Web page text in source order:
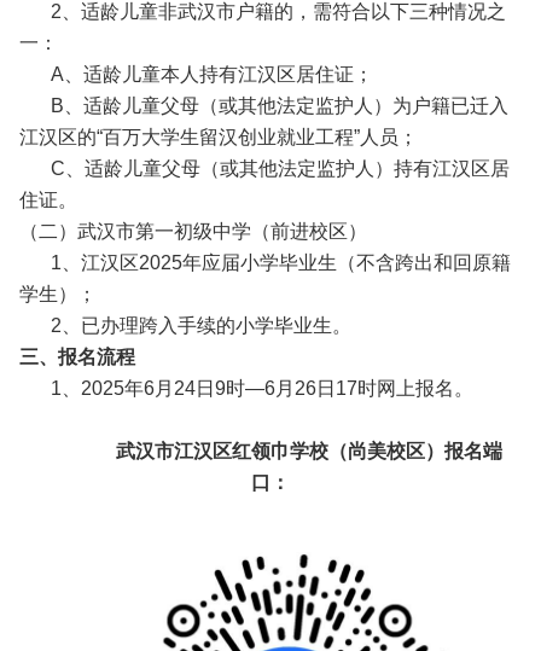
2、适龄儿童非武汉市户籍的，需符合以下三种情况之
一：
A、适龄儿童本人持有江汉区居住证；
B、适龄儿童父母（或其他法定监护人）为户籍已迁入
江汉区的“百万大学生留汉创业就业工程”人员；
C、适龄儿童父母（或其他法定监护人）持有江汉区居
住证。
（二）武汉市第一初级中学（前进校区）
1、江汉区2025年应届小学毕业生（不含跨出和回原籍
学生）；
2、已办理跨入手续的小学毕业生。
三、报名流程
1、2025年6月24日9时—6月26日17时网上报名。
武汉市江汉区红领巾学校（尚美校区）报名端
口：